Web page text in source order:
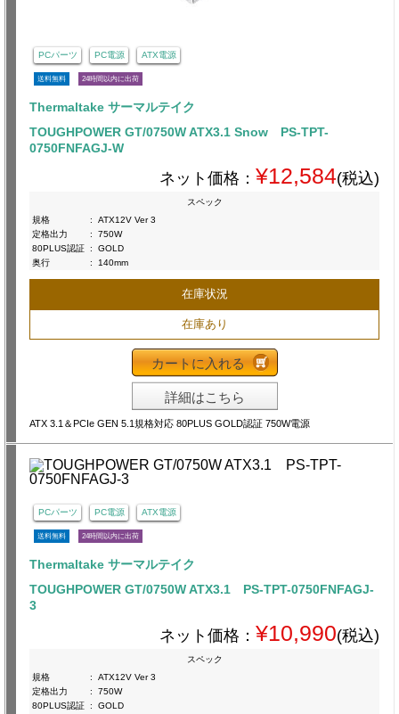
PCパーツ PC電源 ATX電源
送料無料 24時間以内に出荷
Thermaltake サーマルテイク
TOUGHPOWER GT/0750W ATX3.1 Snow PS-TPT-
0750FNFAGJ-W
ネット価格： ¥12,584(税込)
スペック
規格
:
ATX12V Ver 3
定格出力
:
750W
80PLUS認証 :
GOLD
奥行
: 140mm
在庫状況
在庫あり
カートに入れる
詳細はこちら
ATX 3.1＆PCIe GEN 5.1規格対応 80PLUS GOLD認証 750W電源
PCパーツ PC電源 ATX電源
送料無料 24時間以内に出荷
Thermaltake サーマルテイク
TOUGHPOWER GT/0750W ATX3.1 PS-TPT-0750FNFAGJ-
3
ネット価格： ¥10,990(税込)
スペック
規格
:
ATX12V Ver 3
定格出力
:
750W
80PLUS認証 :
GOLD